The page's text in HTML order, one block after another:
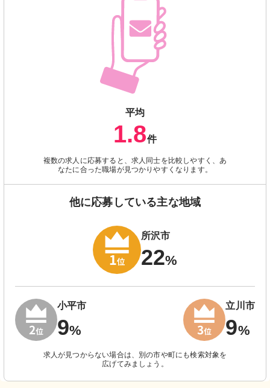
平均
1.8件
複数の求人に応募すると、求人同士を比較しやすく、あ
なたに合った職場が見つかりやすくなります。
他に応募している主な地域
所沢市
22%
小平市
9%
立川市
9%
求人が見つからない場合は、別の市や町にも検索対象を
広げてみましょう。